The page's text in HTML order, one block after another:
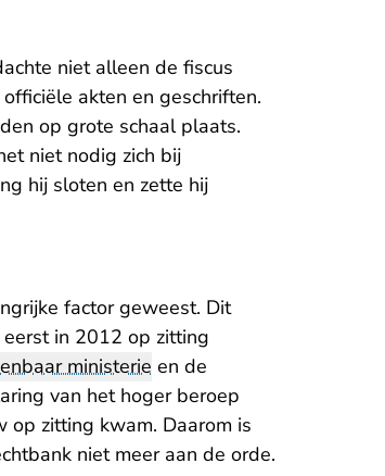
niet alleen de fiscus
akten en geschriften.
op grote schaal plaats.
niet nodig zich bij
hij sloten en zette hij
factor geweest. Dit
in 2012 op zitting
ministerie en de
van het hoger beroep
zitting kwam. Daarom is
niet meer aan de orde.